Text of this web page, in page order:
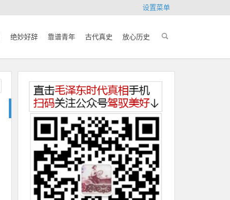
设置菜单
绝妙好辞 靠谱青年 古代真史 放心历史